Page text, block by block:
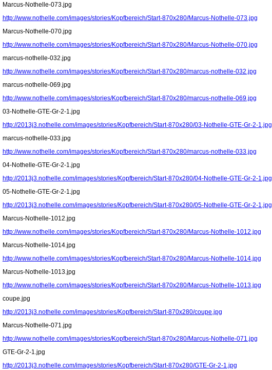
Marcus-Nothelle-073.jpg
http://www.nothelle.com/images/stories/Kopfbereich/Start-870x280/Marcus-Nothelle-073.jpg
Marcus-Nothelle-070.jpg
http://www.nothelle.com/images/stories/Kopfbereich/Start-870x280/Marcus-Nothelle-070.jpg
marcus-nothelle-032.jpg
http://www.nothelle.com/images/stories/Kopfbereich/Start-870x280/marcus-nothelle-032.jpg
marcus-nothelle-069.jpg
http://www.nothelle.com/images/stories/Kopfbereich/Start-870x280/marcus-nothelle-069.jpg
03-Nothelle-GTE-Gr-2-1.jpg
http://2013j3.nothelle.com/images/stories/Kopfbereich/Start-870x280/03-Nothelle-GTE-Gr-2-1.jpg
marcus-nothelle-033.jpg
http://www.nothelle.com/images/stories/Kopfbereich/Start-870x280/marcus-nothelle-033.jpg
04-Nothelle-GTE-Gr-2-1.jpg
http://2013j3.nothelle.com/images/stories/Kopfbereich/Start-870x280/04-Nothelle-GTE-Gr-2-1.jpg
05-Nothelle-GTE-Gr-2-1.jpg
http://2013j3.nothelle.com/images/stories/Kopfbereich/Start-870x280/05-Nothelle-GTE-Gr-2-1.jpg
Marcus-Nothelle-1012.jpg
http://www.nothelle.com/images/stories/Kopfbereich/Start-870x280/Marcus-Nothelle-1012.jpg
Marcus-Nothelle-1014.jpg
http://www.nothelle.com/images/stories/Kopfbereich/Start-870x280/Marcus-Nothelle-1014.jpg
Marcus-Nothelle-1013.jpg
http://www.nothelle.com/images/stories/Kopfbereich/Start-870x280/Marcus-Nothelle-1013.jpg
coupe.jpg
http://2013j3.nothelle.com/images/stories/Kopfbereich/Start-870x280/coupe.jpg
Marcus-Nothelle-071.jpg
http://www.nothelle.com/images/stories/Kopfbereich/Start-870x280/Marcus-Nothelle-071.jpg
GTE-Gr-2-1.jpg
http://2013j3.nothelle.com/images/stories/Kopfbereich/Start-870x280/GTE-Gr-2-1.jpg